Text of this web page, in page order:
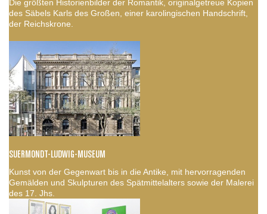
Die größten Historienbilder der Romantik, originalgetreue Kopien
des Säbels Karls des Großen, einer karolingischen Handschrift,
der Reichskrone.
SUERMONDT-LUDWIG-MUSEUM
Kunst von der Gegenwart bis in die Antike, mit hervorragenden
Gemälden und Skulpturen des Spätmittelalters sowie der Malerei
des 17. Jhs.